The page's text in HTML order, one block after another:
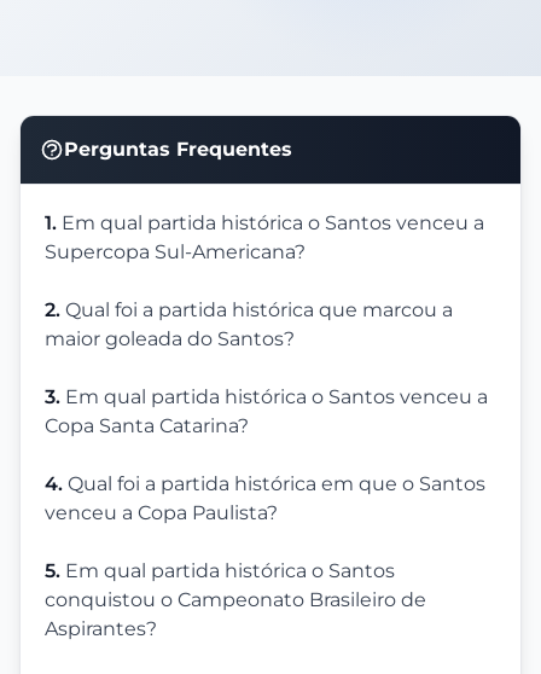
Perguntas Frequentes
1. Em qual partida histórica o Santos venceu a
Supercopa Sul-Americana?
2. Qual foi a partida histórica que marcou a
maior goleada do Santos?
3. Em qual partida histórica o Santos venceu a
Copa Santa Catarina?
4. Qual foi a partida histórica em que o Santos
venceu a Copa Paulista?
5. Em qual partida histórica o Santos
conquistou o Campeonato Brasileiro de
Aspirantes?